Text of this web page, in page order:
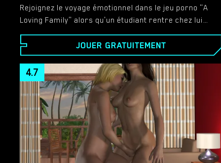
Rejoignez le voyage émotionnel dans le jeu porno "A
Loving Family" alors qu'un étudiant rentre chez lui
après le décès de son père. Au milieu du chagrin,
regardez-le et sa nouvelle belle-famille apprendre à
accepter les différences et à forger des liens
d'amour incassables.​
JOUER GRATUITEMENT
4.7